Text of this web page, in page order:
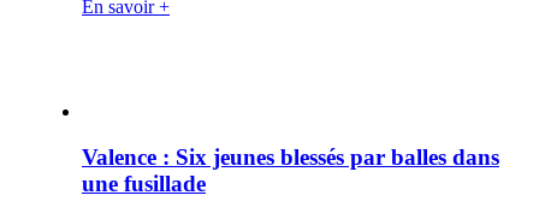
En savoir +
Valence : Six jeunes blessés par balles dans
une fusillade